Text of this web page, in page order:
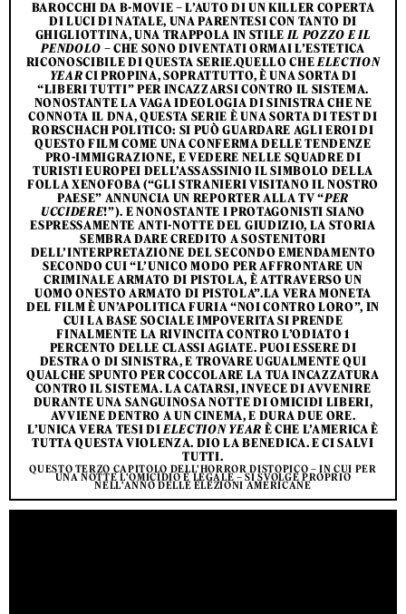
BAROCCHI DA B-MOVIE – L’AUTO DI UN KILLER COPERTA
DI LUCI DI NATALE, UNA PARENTESI CON TANTO DI
GHIGLIOTTINA, UNA TRAPPOLA IN STILEIL POZZO E IL
PENDOLO – CHE SONO DIVENTATI ORMAI L’ESTETICA
RICONOSCIBILE DI QUESTA SERIE.QUELLO CHEELECTION
YEARCI PROPINA, SOPRATTUTTO, È UNA SORTA DI
“LIBERI TUTTI” PER INCAZZARSI CONTRO IL SISTEMA.
NONOSTANTE LA VAGA IDEOLOGIA DI SINISTRA CHE NE
CONNOTA IL DNA, QUESTA SERIE È UNA SORTA DI TEST DI
RORSCHACH POLITICO: SI PUÒ GUARDARE AGLI EROI DI
QUESTO FILM COME UNA CONFERMA DELLE TENDENZE
PRO-IMMIGRAZIONE, E VEDERE NELLE SQUADRE DI
TURISTI EUROPEI DELL’ASSASSINIO IL SIMBOLO DELLA
FOLLA XENOFOBA (“GLI STRANIERI VISITANO IL NOSTRO
PAESE” ANNUNCIA UN REPORTER ALLA TV “PER
UCCIDERE!”). E NONOSTANTE I PROTAGONISTI SIANO
ESPRESSAMENTE ANTI-NOTTE DEL GIUDIZIO, LA STORIA
SEMBRA DARE CREDITO A SOSTENITORI
DELL’INTERPRETAZIONE DEL SECONDO EMENDAMENTO
SECONDO CUI “L’UNICO MODO PER AFFRONTARE UN
CRIMINALE ARMATO DI PISTOLA, È ATTRAVERSO UN
UOMO ONESTO ARMATO DI PISTOLA”.LA VERA MONETA
DEL FILM È UN’APOLITICA FURIA “NOI CONTRO LORO”, IN
CUI LA BASE SOCIALE IMPOVERITA SI PRENDE
FINALMENTE LA RIVINCITA CONTRO L’ODIATO 1
PERCENTO DELLE CLASSI AGIATE. PUOI ESSERE DI
DESTRA O DI SINISTRA, E TROVARE UGUALMENTE QUI
QUALCHE SPUNTO PER COCCOLARE LA TUA INCAZZATURA
CONTRO IL SISTEMA. LA CATARSI, INVECE DI AVVENIRE
DURANTE UNA SANGUINOSA NOTTE DI OMICIDI LIBERI,
AVVIENE DENTRO A UN CINEMA, E DURA DUE ORE.
L’UNICA VERA TESI DIELECTION YEAR È CHE L’AMERICA È
TUTTA QUESTA VIOLENZA. DIO LA BENEDICA. E CI SALVI
TUTTI.
QUESTO TERZO CAPITOLO DELL'HORROR DISTOPICO – IN CUI PER
UNA NOTTE L'OMICIDIO È LEGALE – SI SVOLGE PROPRIO
NELL'ANNO DELLE ELEZIONI AMERICANE